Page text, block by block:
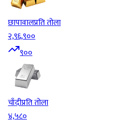
छापावालप्रति तोला
२,९६,९००
९००
चाँदीप्रति तोला
४,५८०